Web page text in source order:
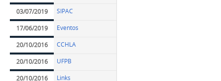
03/07/2019 SIPAC
17/06/2019 Eventos
20/10/2016 CCHLA
20/10/2016 UFPB
20/10/2016 Links